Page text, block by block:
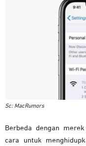
Sc: MacRumors
Berbeda dengan
cara untuk